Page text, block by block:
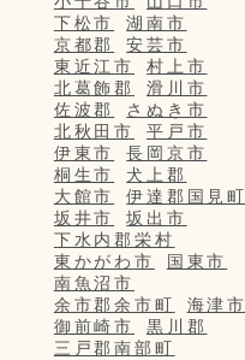
下松市
湖南市
京都郡
安芸市
東近江市
村上市
北葛飾郡
滑川市
佐波郡
さぬき市
北秋田市
平戸市
伊東市
長岡京市
桐生市
犬上郡
大館市
伊達郡国見町
坂井市
坂出市
下水内郡栄村
東かがわ市
国東市
南魚沼市
余市郡余市町
海津市
御前崎市
黒川郡
三戸郡南部町